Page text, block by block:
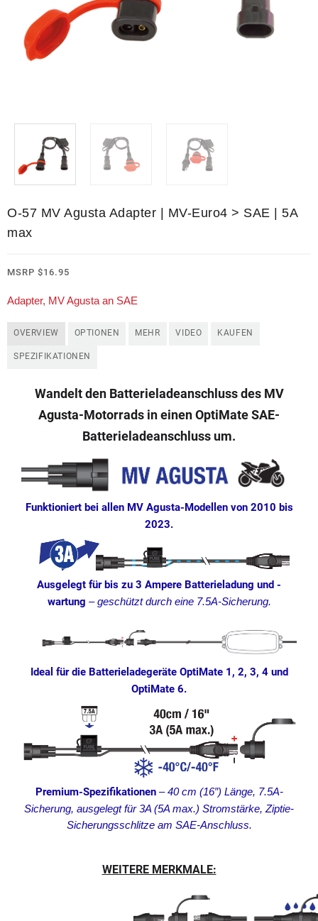
O-57 MV Agusta Adapter | MV-Euro4 > SAE | 5A
max
MSRP $16.95
Adapter, MV Agusta an SAE
OVERVIEW OPTIONEN MEHR VIDEO KAUFEN
SPEZIFIKATIONEN
Wandelt den Batterieladeanschluss des MV
Agusta-Motorrads in einen OptiMate SAE-
Batterieladeanschluss um.
Funktioniert bei allen MV Agusta-Modellen von 2010 bis
2023.
Ausgelegt für bis zu 3 Ampere Batterieladung und -
wartung –geschützt durch eine 7.5A-Sicherung.
Ideal für die Batterieladegeräte OptiMate 1, 2, 3, 4 und
OptiMate 6.
Premium-Spezifikationen –40 cm (16″) Länge, 7.5A-
Sicherung, ausgelegt für 3A (5A max.) Stromstärke, Ziptie-
Sicherungsschlitze am SAE-Anschluss.
WEITERE MERKMALE: